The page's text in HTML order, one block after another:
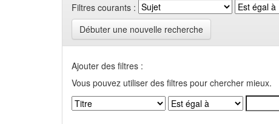
Filtres courants :
Débuter une nouvelle recherche
Ajouter des filtres :
Vous pouvez utiliser des filtres pour chercher mieux.